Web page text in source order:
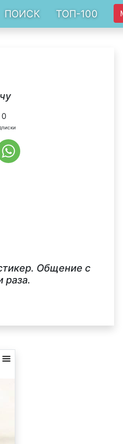
ПОИСК ТОП-100
0
Общение с
раза.